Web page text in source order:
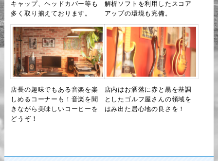
キャップ、ヘッドカバー等も
多く取り揃えております。
店長の趣味でもある音楽を楽
しめるコーナーも！音楽を聞
きながら美味しいコーヒーを
どうぞ！
解析ソフトを利用したスコア
アップの環境も完備。
店内はお洒落に赤と黒を基調
としたゴルフ屋さんの領域を
はみ出た居心地の良さを！